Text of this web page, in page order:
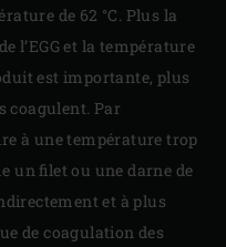
de 62 °C. Plus la
l’EGG et la température
est importante, plus
coagulent. Par
à une température trop
un filet ou une darne de
et à plus
de coagulation des